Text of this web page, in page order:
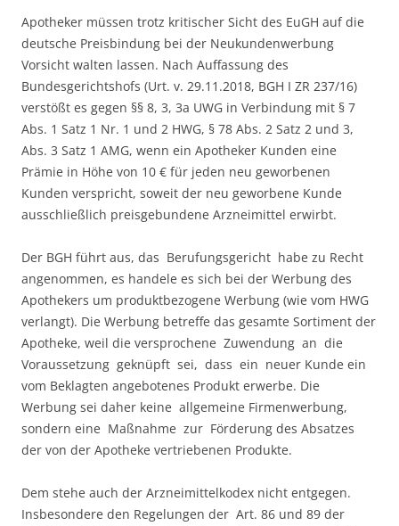
Apotheker müssen trotz kritischer Sicht des EuGH auf die
deutsche Preisbindung bei der Neukundenwerbung
Vorsicht walten lassen. Nach Auffassung des
Bundesgerichtshofs (Urt. v. 29.11.2018, BGH I ZR 237/16)
verstößt es gegen §§ 8, 3, 3a UWG in Verbindung mit § 7
Abs. 1 Satz 1 Nr. 1 und 2 HWG, § 78 Abs. 2 Satz 2 und 3,
Abs. 3 Satz 1 AMG, wenn ein Apotheker Kunden eine
Prämie in Höhe von 10 € für jeden neu geworbenen
Kunden verspricht, soweit der neu geworbene Kunde
ausschließlich preisgebundene Arzneimittel erwirbt.
Der BGH führt aus, das Berufungsgericht habe zu Recht
angenommen, es handele es sich bei der Werbung des
Apothekers um produktbezogene Werbung (wie vom HWG
verlangt). Die Werbung betreffe das gesamte Sortiment der
Apotheke, weil die versprochene Zuwendung an die
Voraussetzung geknüpft sei, dass ein neuer Kunde ein
vom Beklagten angebotenes Produkt erwerbe. Die
Werbung sei daher keine allgemeine Firmenwerbung,
sondern eine Maßnahme zur Förderung des Absatzes
der von der Apotheke vertriebenen Produkte.
Dem stehe auch der Arzneimittelkodex nicht entgegen.
Insbesondere den Regelungen der Art. 86 und 89 der